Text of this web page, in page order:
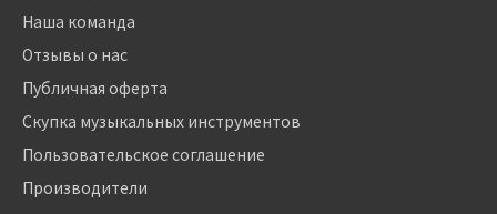
Наша команда
Отзывы о нас
Публичная оферта
Скупка музыкальных инструментов
Пользовательское соглашение
Производители